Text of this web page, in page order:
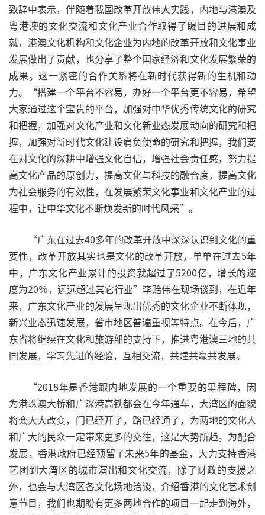
致辞中表示，伴随着我国改革开放伟大实践，内地与港澳及
粤港澳的文化交流和文化产业合作取得了瞩目的进展和成
就，港澳文化机构和文化企业为内地的改革开放和文化事业
发展做出了贡献，也分享了整个国家经济和文化发展繁荣的
成果。这一紧密的合作关系将在新时代获得新的生机和动
力。“搭建一个平台不容易，办好一个平台更不容易，希望
大家通过这个宝贵的平台，加强对中华优秀传统文化的研究
和把握，加强对文化产业和文化新业态发展动向的研究和把
握，加强对新时代文化建设肩负使命的研究和把握，我们要
在对文化的深耕中增强文化自信，增强社会责任感，努力提
高文化产品的原创力，提高文化与科技的融合度，提高文化
为社会服务的有效性，在发展繁荣文化事业和文化产业的过
程中，让中华文化不断焕发新的时代风采”。
“广东在过去40多年的改革开放中深深认识到文化的重
要性，改革开放其实也是文化的改革开放，单单在过去5年
中，广东文化产业累计的投资就超过了5200亿，增长的速
度为20％，远远超过其它行业”李贻伟在现场谈到，在近年
来，广东文化产业的发展呈现出优秀的文化企业不断体现，
新兴业态迅速发展，省市地区普遍重视等特点。在今后，广
东省将继续在文化和旅游部的支持下，推进粤港澳三地的共
同发展，学习先进的经验，互相交流，共建共赢共发展。
“2018年是香港跟内地发展的一个重要的里程碑，因
为港珠澳大桥和广深港高铁都会在今年通车，大湾区的面貌
将会大大改变，门已经开了，路已经通了，为两地的文化人
和广大的民众一定带来更多的交往，这是大势所趋。为配合
发展，香港政府已经预留了未来5年的基金，大力支持香港
艺团到大湾区的城市演出和文化交流，除了财政的支援之
外，也会与大湾区各文化场地洽谈，介绍香港的文化艺术创
意节目，我们也期盼有更多两地合作的项目一起走到海外，